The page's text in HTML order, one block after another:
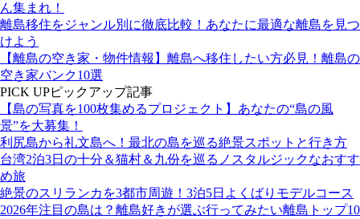
ん集まれ！
離島移住をジャンル別に徹底比較！あなたに最適な離島を見つ
けよう
【離島の空き家・物件情報】離島へ移住したい方必見！離島の
空き家バンク10選
PICK UPピックアップ記事
【島の写真を100枚集めるプロジェクト】あなたの“島の風
景”を大募集！
利尻島から礼文島へ！最北の島を巡る絶景スポットと行き方
台湾2泊3日の十分＆猫村＆九份を巡るノスタルジックなおすす
め旅
絶景のスリランカを3都市周遊！3泊5日よくばりモデルコース
2026年注目の島は？離島好きが選ぶ行ってみたい離島トップ10